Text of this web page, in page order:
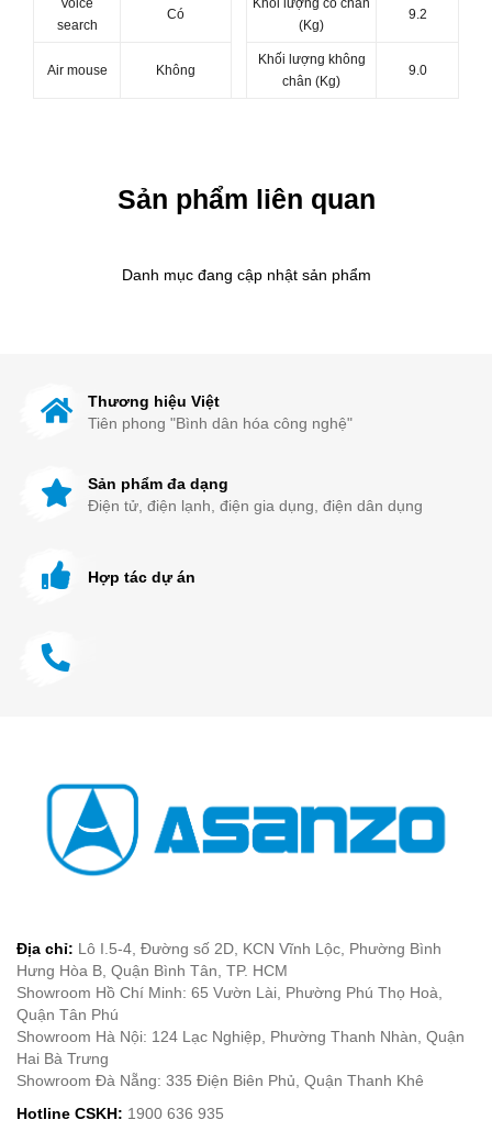
Voice
search
Có
Khối lượng có chân
(Kg)
9.2
Air mouse Không
Khối lượng không
chân (Kg)
9.0
Sản phẩm liên quan
Danh mục đang cập nhật sản phẩm
Thương hiệu Việt
Tiên phong "Bình dân hóa công nghệ"
Sản phẩm đa dạng
Điện tử, điện lạnh, điện gia dụng, điện dân dụng
Hợp tác dự án
Địa chỉ: Lô I.5-4, Đường số 2D, KCN Vĩnh Lộc, Phường Bình
Hưng Hòa B, Quận Bình Tân, TP. HCM
Showroom Hồ Chí Minh: 65 Vườn Lài, Phường Phú Thọ Hoà,
Quận Tân Phú
Showroom Hà Nội: 124 Lạc Nghiệp, Phường Thanh Nhàn, Quận
Hai Bà Trưng
Showroom Đà Nẵng: 335 Điện Biên Phủ, Quận Thanh Khê
Hotline CSKH: 1900 636 935